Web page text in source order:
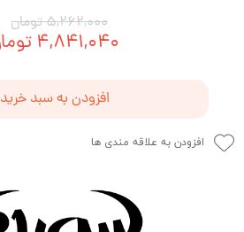
۵,۲۶۲,۰۰۰ تومان
۴,۸۴۱,۰۴۰ تومان
افزودن به سبد خرید
افزودن به علاقه مندی ها